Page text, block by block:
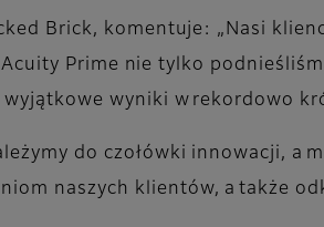
Brick, komentuje: „Nasi
Prime nie tylko
wyniki w rekordowo
do czołówki innowacji, a
naszych klientów, a także